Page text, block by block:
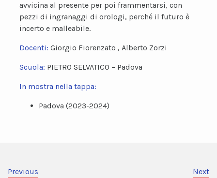
avvicina al presente per poi frammentarsi, con
pezzi di ingranaggi di orologi, perché il futuro è
incerto e malleabile.
Docenti: Giorgio Fiorenzato , Alberto Zorzi
Scuola: PIETRO SELVATICO – Padova
In mostra nella tappa:
Padova (2023-2024)
Previous Next